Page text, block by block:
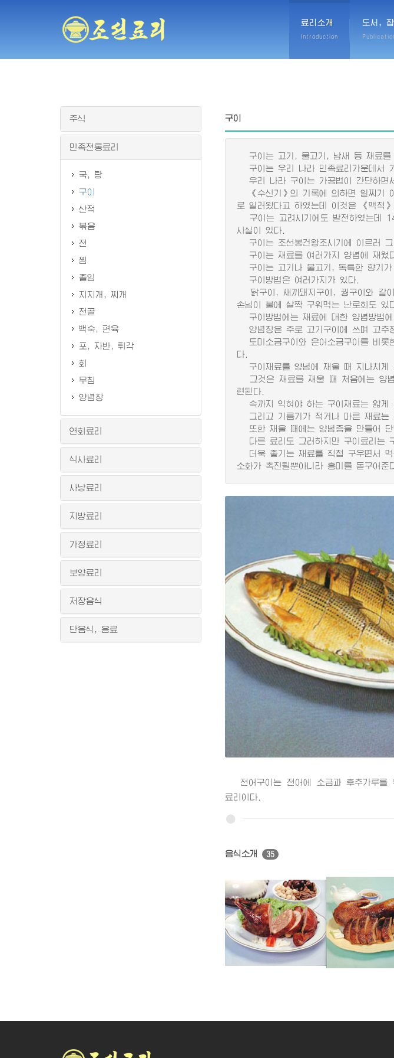
료리소개
Introduction
도서, 잡
구이
구이는 고기, 물고기, 남새 등 재료를
구이는 우리 나라 민족료리가운데서
우리 나라 구이는 가공법이 간단하면
《수신기》의 기록에 의하면 일찌기
로 일러왔다고 하였는데 이것은 《맥적
구이는 고려시기에도 발전하였는데
사실이 있다.
구이는 조선봉건왕조시기에 이르러
구이는 재료를 여러가지 양념에 재웠
구이는 고기나 물고기, 독특한 향기가
구이방법은 여러가지가 있다.
닭구이, 새끼돼지구이, 꿩구이와 같
손님이 불에 살짝 구워먹는 난로회도 있
구이방법에는 재료에 대한 양념방법
양념장은 주로 고기구이에 쓰며 고추
도미소금구이와 은어소금구이를 비롯
다.
구이재료를 양념에 재울 때 지나치게
그것은 재료를 재울 때 처음에는 양념
련된다.
속까지 익혀야 하는 구이재료는 얇게
그리고 기름기가 적거나 마른 재료는
또한 재울 때에는 양념즙을 만들어 단
다른 료리도 그러하지만 구이료리는
더욱 좋기는 재료를 직접 구우면서 먹
소화가 촉진될뿐아니라 흥미를 돋구어준
전어구이는 전어에 소금과 후추가루를
료리이다.
음식소개 35
주식
민족전통료리
국, 탕
구이
산적
볶음
전
찜
졸임
지지개, 찌개
전골
백숙, 편육
포, 자반, 튀각
회
무침
양념장
연회료리
식사료리
사냥료리
지방료리
가정료리
보양료리
저장음식
단음식, 음료